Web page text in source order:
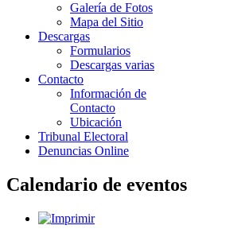
Galería de Fotos
Mapa del Sitio
Descargas
Formularios
Descargas varias
Contacto
Información de
Contacto
Ubicación
Tribunal Electoral
Denuncias Online
Calendario de eventos